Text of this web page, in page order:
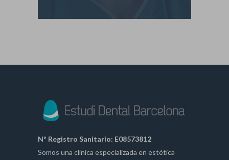
Nº Registro Sanitario: E08573812
Somos una clínica especializada en estética